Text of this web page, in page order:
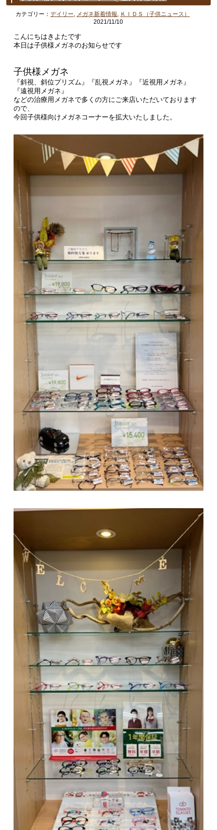
カテゴリー： デイリー, メガネ新着情報, ＫＩＤＳ（子供ニュース）
2021/11/10
こんにちはきよたです
本日は子供様メガネのお知らせです
子供様メガネ
『斜視、斜位プリズム』『乱視メガネ』『近視用メガネ』
『遠視用メガネ』
などの治療用メガネで多くの方にご来店いただいております
ので、
今回子供様向けメガネコーナーを拡大いたしました。